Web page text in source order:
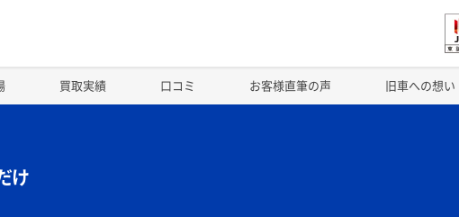
買取実績 口コミ お客様直筆の声 旧車への想い
け